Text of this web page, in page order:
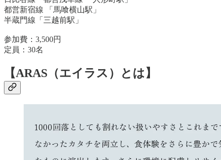
都営新宿線 「馬喰横山駅」
半蔵門線「三越前駅」
参加費：3,500円
定員：30名
【ARAS（エイラス）とは】